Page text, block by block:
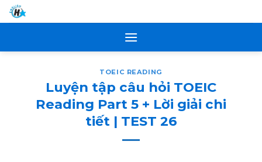
Skip
to
TOEIC READING
Luyện tập câu hỏi TOEIC
Reading Part 5 + Lời giải chi
tiết | TEST 26